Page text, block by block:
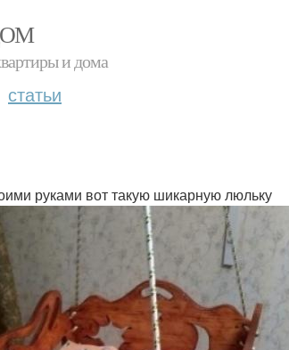
и дома
статьи
руками вот такую шикарную люльку